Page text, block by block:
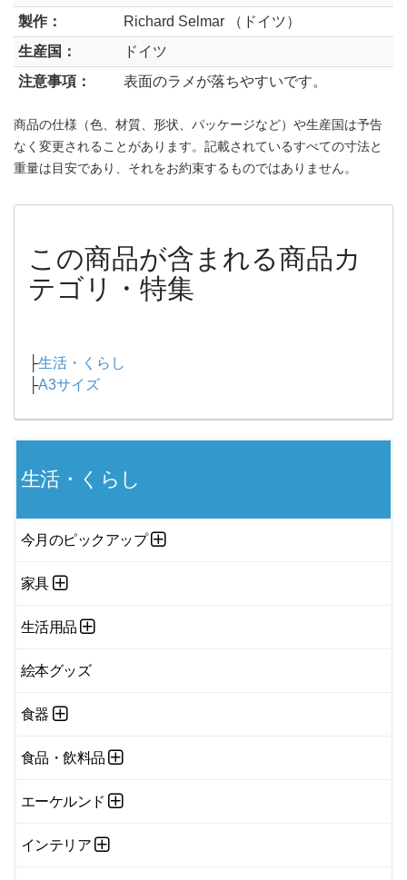
製作：
Richard Selmar （ドイツ）
生産国：
ドイツ
注意事項：
表面のラメが落ちやすいです。
商品の仕様（色、材質、形状、パッケージなど）や生産国は予告
なく変更されることがあります。記載されているすべての寸法と
重量は目安であり、それをお約束するものではありません。
この商品が含まれる商品カ
テゴリ・特集
├生活・くらし
├A3サイズ
生活・くらし
今月のピックアップ
家具
生活用品
絵本グッズ
食器
食品・飲料品
エーケルンド
インテリア